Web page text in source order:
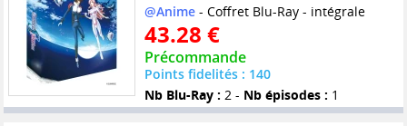
@Anime- Coffret Blu-Ray - intégrale
43.28 €
Précommande
Points fidelités : 140
Nb Blu-Ray : 2 - Nb épisodes : 1